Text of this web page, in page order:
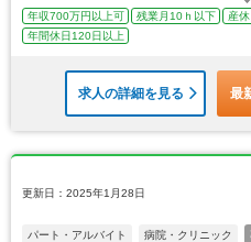
年収700万円以上可 残業月10ｈ以下 産
年間休日120日以上
求人の詳細を見る 最
更新日：2025年1月28日
パート・アルバイト 病院・クリニック